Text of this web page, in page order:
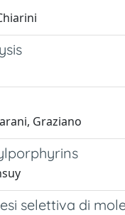
Graziano
selettiva di